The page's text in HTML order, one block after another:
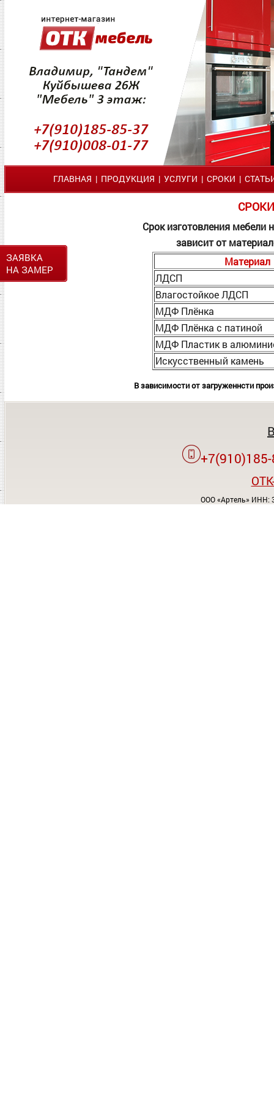
ЗАЯВКА
НА ЗАМЕР
ГЛАВНАЯ | ПРОДУКЦИЯ | УСЛУГИ | СРОКИ |
Срок изготовления мебели
зависит от
Материал
ЛДСП
Влагостойкое ЛДСП
МДФ Плёнка
МДФ Плёнка с патиной
МДФ Пластик в
Искусственный камень
В зависимости от загруженнсти
ООО «Артель» ИНН: